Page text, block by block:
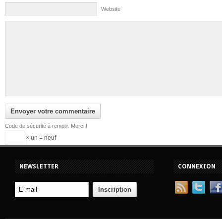
Website
Code de sécurité à remplir. Merci !
× un = neuf
NEWSLETTER CONNEXION